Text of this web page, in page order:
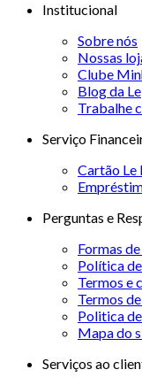
Institucional
Sobre nós
Nossas
Clube
Blog da Le
Trabalhe
Serviço
Cartão Le
Perguntas e
Formas
Política
Termos e
Termos
Politica
Mapa do
Serviços ao